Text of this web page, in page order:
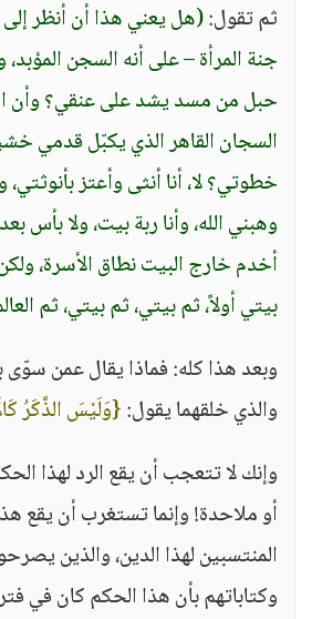
ثم تقول:(هل يعني هذا أن أنظر
جنة المرأة – على أنه السجن المؤبد،
حبل من مسد يشد على عنقي؟ وأن
السجان القاهر الذي يكبّل قدمي
خطوتي؟ لا، أنا أنثى وأعتز بأنوثتي،
وهبني الله، وأنا ربة بيت، ولا بأس
أخدم خارج البيت نطاق الأسرة،
بيتي أولاً، ثم بيتي، ثم بيتي، ثم
وبعد هذا كله: فماذا يقال عمن سوّى
والذي خلقهما يقول:{وَلَيْسَ الذَّكَرُ
وإنك لا تتعجب أن يقع الرد لهذا
أو ملاحدة! وإنما تستغرب أن يقع
المنتسبين لهذا الدين، والذين
وكتاباتهم بأن هذا الحكم كان في